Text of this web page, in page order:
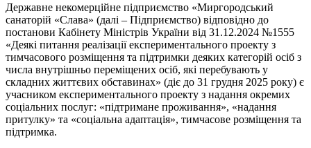
Державне некомерційне підприємство «Миргородський
санаторій «Слава» (далі – Підприємство) відповідно до
постанови Кабінету Міністрів України від 31.12.2024 №1555
«Деякі питання реалізації експериментального проекту з
тимчасового розміщення та підтримки деяких категорій осіб з
числа внутрішньо переміщених осіб, які перебувають у
складних життєвих обставинах» (діє до 31 грудня 2025 року) є
учасником експериментального проекту з надання окремих
соціальних послуг: «підтримане проживання», «надання
притулку» та «соціальна адаптація», тимчасове розміщення та
підтримка.